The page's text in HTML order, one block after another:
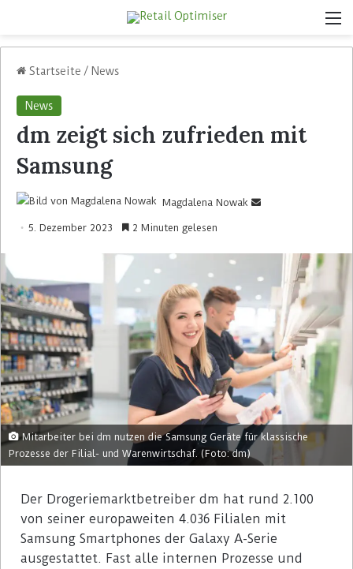
Startseite / News
News
dm zeigt sich zufrieden mit
Samsung
Magdalena Nowak
5. Dezember 2023 2 Minuten gelesen
Mitarbeiter bei dm nutzen die Samsung Geräte für klassische
Prozesse der Filial- und Warenwirtschaf. (Foto: dm)
Der Drogeriemarktbetreiber dm hat rund 2.100
von seiner europaweiten 4.036 Filialen mit
Samsung Smartphones der Galaxy A-Serie
ausgestattet. Fast alle internen Prozesse und